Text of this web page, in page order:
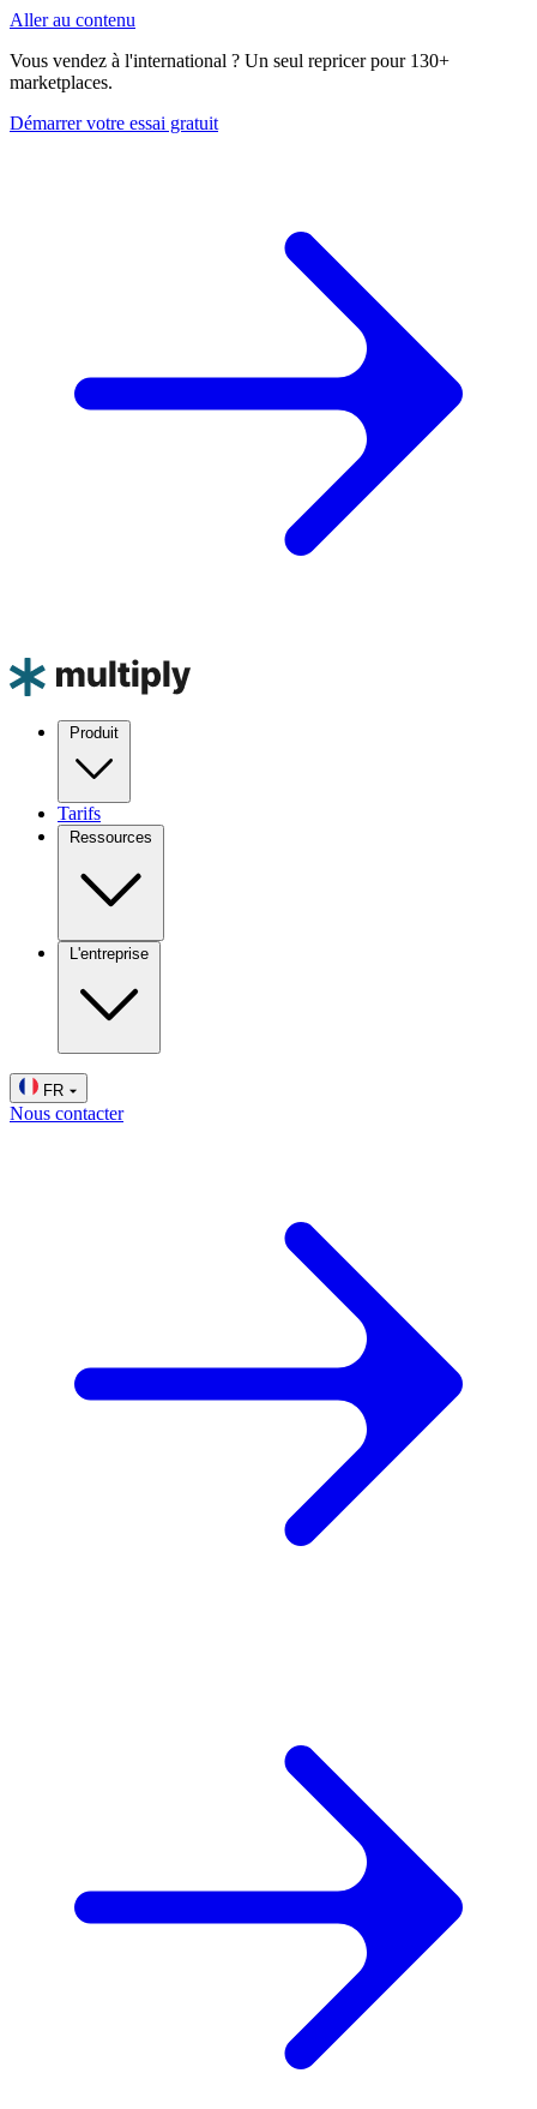
Aller au contenu
Vous vendez à l'international ? Un seul repricer pour 130+
marketplaces.
Démarrer votre essai gratuit
Produit
Tarifs
Ressources
L'entreprise
FR
Nous contacter